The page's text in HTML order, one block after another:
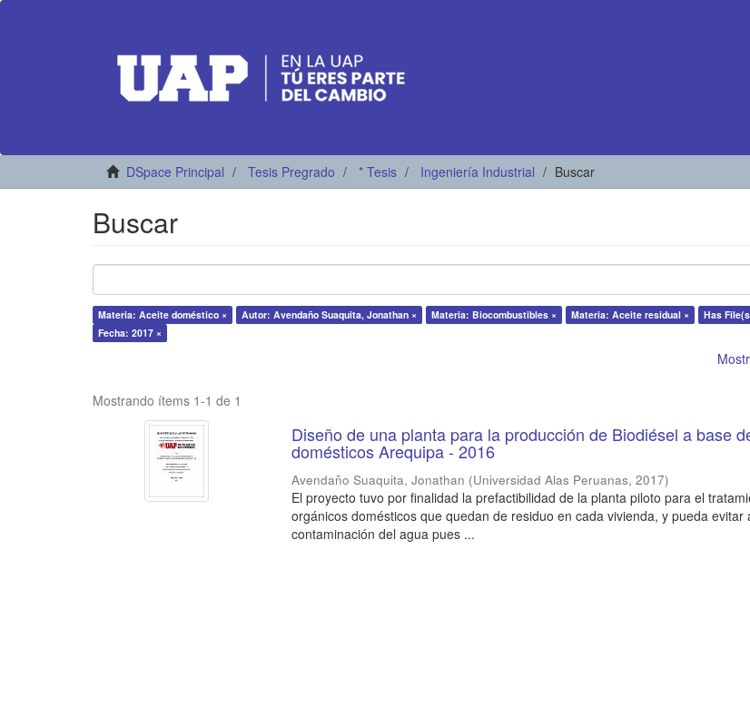
DSpace Principal Tesis Pregrado * Tesis Ingeniería Industrial Buscar
Buscar
Materia: Aceite doméstico × Autor: Avendaño Suaquita, Jonathan × Materia: Biocombustibles × Materia: Aceite residual ×
Has
Fecha: 2017 ×
Mostrando ítems 1-1 de 1
Diseño de una planta para la producción de Biodiésel a base
domésticos Arequipa - 2016
Avendaño Suaquita, Jonathan (Universidad Alas Peruanas,2017)
El proyecto tuvo por finalidad la prefactibilidad de la planta piloto para el
orgánicos domésticos que quedan de residuo en cada vivienda, y pueda evitar
contaminación del agua pues ...